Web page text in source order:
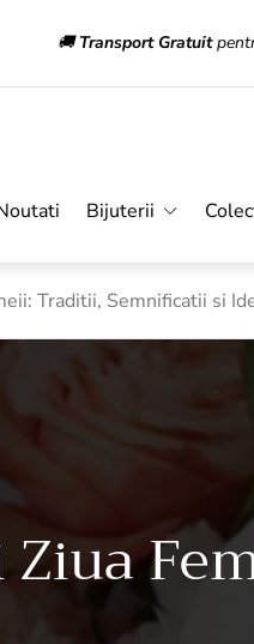
🚚Transport Gratuit
Bijuterii
Traditii, Semnificatii si